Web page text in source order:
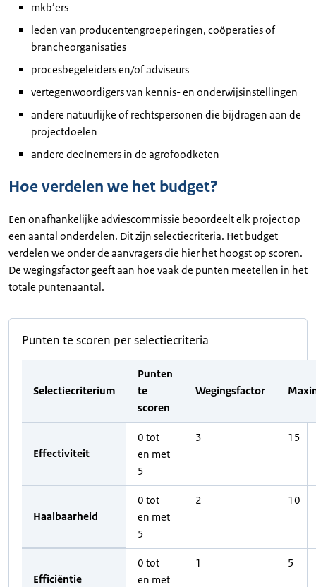
mkb’ers
leden van producentengroeperingen, coöperaties of
brancheorganisaties
procesbegeleiders en/of adviseurs
vertegenwoordigers van kennis- en onderwijsinstellingen
andere natuurlijke of rechtspersonen die bijdragen aan de
projectdoelen
andere deelnemers in de agrofoodketen
Hoe verdelen we het budget?
Een onafhankelijke adviescommissie beoordeelt elk project op
een aantal onderdelen. Dit zijn selectiecriteria. Het budget
verdelen we onder de aanvragers die hier het hoogst op scoren.
De wegingsfactor geeft aan hoe vaak de punten meetellen in het
totale puntenaantal.
Punten te scoren per selectiecriteria
Selectiecriterium
Punten
te
scoren
Wegingsfactor
Effectiviteit
0 tot
en met
5
3 15
Haalbaarheid
0 tot
en met
5
2 10
Efficiëntie
0 tot
en met
1 5